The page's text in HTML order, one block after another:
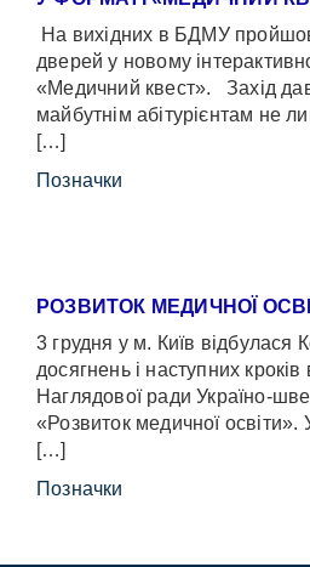
На вихідних в БДМУ
дверей у новому
«Медичний квест». Захід
майбутнім абітурієнтам не
[…]
Позначки
РОЗВИТОК МЕДИЧНОЇ
3 грудня у м. Київ відбулася
досягнень і наступних
Наглядової ради Україно-
«Розвиток медичної освіти».
[…]
Позначки